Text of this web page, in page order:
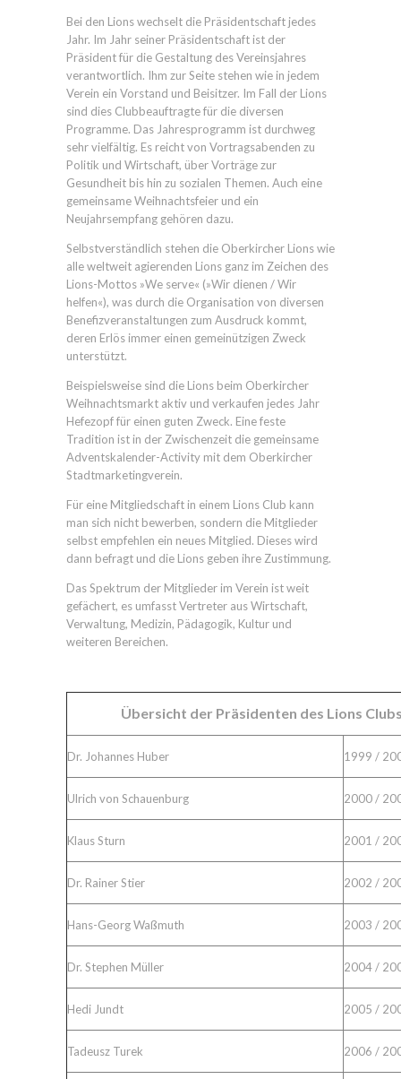
Bei den Lions wechselt die Präsidentschaft jedes
Jahr. Im Jahr seiner Präsidentschaft ist der
Präsident für die Gestaltung des Vereinsjahres
verantwortlich. Ihm zur Seite stehen wie in jedem
Verein ein Vorstand und Beisitzer. Im Fall der Lions
sind dies Clubbeauftragte für die diversen
Programme. Das Jahresprogramm ist durchweg
sehr vielfältig. Es reicht von Vortragsabenden zu
Politik und Wirtschaft, über Vorträge zur
Gesundheit bis hin zu sozialen Themen. Auch eine
gemeinsame Weihnachtsfeier und ein
Neujahrsempfang gehören dazu.
Selbstverständlich stehen die Oberkircher Lions wie
alle weltweit agierenden Lions ganz im Zeichen des
Lions-Mottos »We serve« (»Wir dienen / Wir
helfen«), was durch die Organisation von diversen
Benefizveranstaltungen zum Ausdruck kommt,
deren Erlös immer einen gemeinützigen Zweck
unterstützt.
Beispielsweise sind die Lions beim Oberkircher
Weihnachtsmarkt aktiv und verkaufen jedes Jahr
Hefezopf für einen guten Zweck. Eine feste
Tradition ist in der Zwischenzeit die gemeinsame
Adventskalender-Activity mit dem Oberkircher
Stadtmarketingverein.
Für eine Mitgliedschaft in einem Lions Club kann
man sich nicht bewerben, sondern die Mitglieder
selbst empfehlen ein neues Mitglied. Dieses wird
dann befragt und die Lions geben ihre Zustimmung.
Das Spektrum der Mitglieder im Verein ist weit
gefächert, es umfasst Vertreter aus Wirtschaft,
Verwaltung, Medizin, Pädagogik, Kultur und
weiteren Bereichen.
Übersicht der Präsidenten des Lions
Dr. Johannes Huber 1999 /
Ulrich von Schauenburg 2000 /
Klaus Sturn 2001 /
Dr. Rainer Stier 2002 /
Hans-Georg Waßmuth 2003 /
Dr. Stephen Müller 2004 /
Hedi Jundt 2005 /
Tadeusz Turek 2006 /